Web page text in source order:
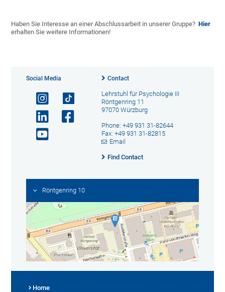
Haben Sie Interesse an einer Abschlussarbeit in unserer Gruppe? Hier
erhalten Sie weitere Informationen!
Social Media Contact
Lehrstuhl für Psychologie III
Röntgenring 11
97070 Würzburg
Phone: +49 931 31-82644
Fax: +49 931 31-82815
Email
Find Contact
Röntgenring 10
Home